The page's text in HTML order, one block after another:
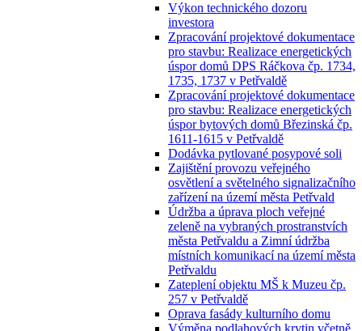
Výkon technického dozoru
investora
Zpracování projektové dokumentace
pro stavbu: Realizace energetických
úspor domů DPS Ráčkova čp. 1734,
1735, 1737 v Petřvaldě
Zpracování projektové dokumentace
pro stavbu: Realizace energetických
úspor bytových domů Březinská čp.
1611-1615 v Petřvaldě
Dodávka pytlované posypové soli
Zajištění provozu veřejného
osvětlení a světelného signalizačního
zařízení na území města Petřvald
Údržba a úprava ploch veřejné
zeleně na vybraných prostranstvích
města Petřvaldu a Zimní údržba
místních komunikací na území města
Petřvaldu
Zateplení objektu MŠ k Muzeu čp.
257 v Petřvaldě
Oprava fasády kulturního domu
Výměna podlahových krytin včetně